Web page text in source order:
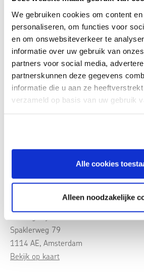
We gebruiken cookies om content
personaliseren, om functies voor
en om onswebsiteverkeer te
informatie over uw gebruik van
partners voor social media,
partnerskunnen deze gegevens
informatie die u aan ze
verzameld op basis van uw gebruik
Alle cookies
Alleen noodzakelijke
juiste nazorg (zoals bijvoorbeeld bij
worden besproken. Ook zal worden
vormen van recidive zoals cyber
en criminele uitbuiting.
Een belangrijke component van het
betreft natuurlijk het terugdringen van
van reclassering, (overige)forensische
veelbelovende aanpak zal worden
ook een ex-gedetineerde/
de vraag wat (vermoedelijk) wel en niet
Spaklerweg 79
1114 AE, Amsterdam
Bekijk op kaart